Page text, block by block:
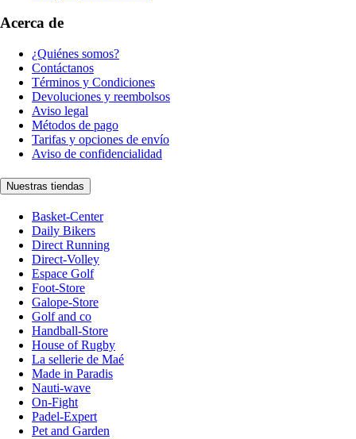
Acerca de
¿Quiénes somos?
Contáctanos
Términos y Condiciones
Devoluciones y reembolsos
Aviso legal
Métodos de pago
Tarifas y opciones de envío
Aviso de confidencialidad
Nuestras tiendas
Basket-Center
Daily Bikers
Direct Running
Direct-Volley
Espace Golf
Foot-Store
Galope-Store
Golf and co
Handball-Store
House of Rugby
La sellerie de Maé
Made in Paradis
Nauti-wave
On-Fight
Padel-Expert
Pet and Garden